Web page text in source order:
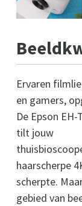
Ervaren
en gamers,
De Epson EH-
tilt jouw
haarscherpe
scherpte.
gebied van